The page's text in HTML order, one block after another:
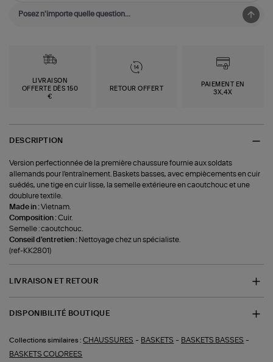
LIVRAISON
OFFERTE DÈS 150
€
RETOUR OFFERT
PAIEMENT EN
3X,4X
DESCRIPTION
Version perfectionnée de la première chaussure fournie aux soldats
allemands pour l'entraînement. Baskets basses, avec empiècements en cuir
suédés, une tige en cuir lisse, la semelle extérieure en caoutchouc et une
doublure textile.
Made in :Vietnam.
Composition :Cuir.
Semelle : caoutchouc.
Conseil d'entretien : Nettoyage chez un spécialiste.
(ref-KK2801)
LIVRAISON ET RETOUR
DISPONIBILITÉ BOUTIQUE
Collections similaires : CHAUSSURES - BASKETS - BASKETS BASSES -
BASKETS COLOREES